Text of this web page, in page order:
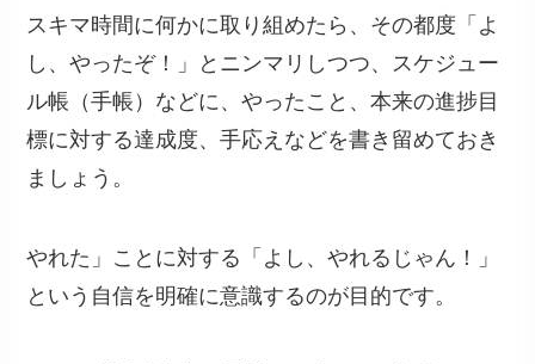
スキマ時間に何かに取り組めたら、その都度「よ
し、やったぞ！」とニンマリしつつ、スケジュー
ル帳（手帳）などに、やったこと、本来の進捗目
標に対する達成度、手応えなどを書き留めておき
ましょう。
やれた」ことに対する「よし、やれるじゃん！」
という自信を明確に意識するのが目的です。